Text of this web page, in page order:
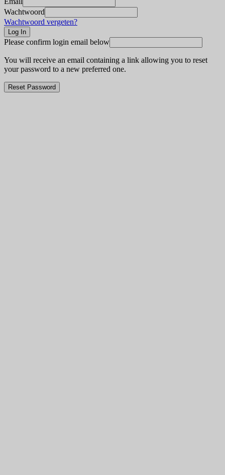
Wachtwoord
Wachtwoord vergeten?
Please confirm login email below
You will receive an email containing a link allowing you to reset
your password to a new preferred one.